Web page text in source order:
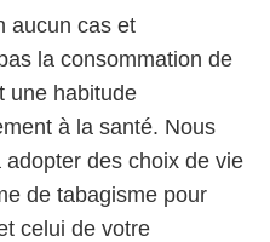
aucun cas et
la consommation de
une habitude
à la santé. Nous
des choix de vie
de tabagisme pour
celui de votre